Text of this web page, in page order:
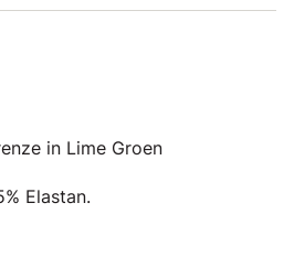
in Lime Groen
Elastan.